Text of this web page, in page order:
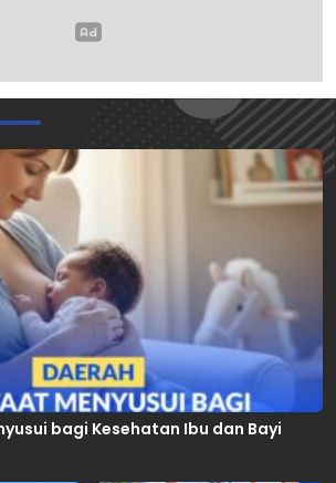
bagi Kesehatan Ibu dan Bayi